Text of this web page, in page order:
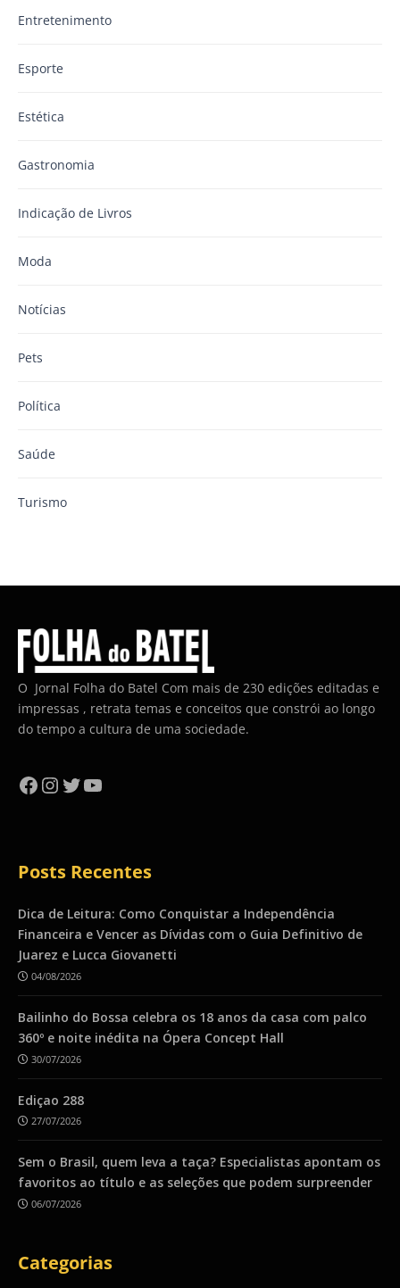
Entretenimento
Esporte
Estética
Gastronomia
Indicação de Livros
Moda
Notícias
Pets
Política
Saúde
Turismo
O Jornal Folha do Batel Com mais de 230 edições editadas e
impressas , retrata temas e conceitos que constrói ao longo
do tempo a cultura de uma sociedade.
Facebook
Instagram
Twitter
YouTube
Posts Recentes
Dica de Leitura: Como Conquistar a Independência
Financeira e Vencer as Dívidas com o Guia Definitivo de
Juarez e Lucca Giovanetti
04/08/2026
Bailinho do Bossa celebra os 18 anos da casa com palco
360º e noite inédita na Ópera Concept Hall
30/07/2026
Ediçao 288
27/07/2026
Sem o Brasil, quem leva a taça? Especialistas apontam os
favoritos ao título e as seleções que podem surpreender
06/07/2026
Categorias